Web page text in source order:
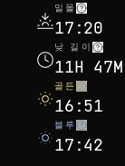
일몰
17:20
낮 길이
11H 47M
골든
16:51
블루
17:42